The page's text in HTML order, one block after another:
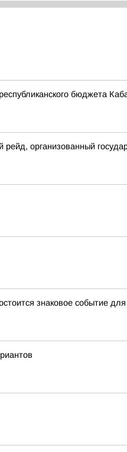
бюджета
организованный
знаковое событие